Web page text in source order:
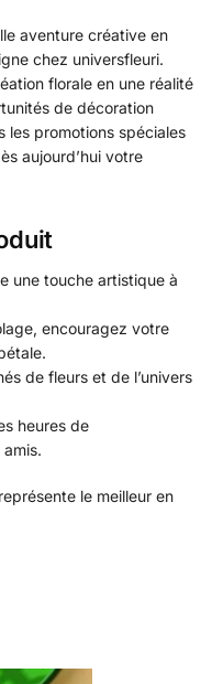
aventure créative en
chez universfleuri.
florale en une réalité
de décoration
les promotions spéciales
aujourd’hui votre
une touche artistique à
encouragez votre
de fleurs et de l’univers
heures de
le meilleur en